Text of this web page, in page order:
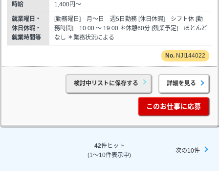
時給 1,400円～
就業曜日・
休日休暇・
就業時間等
[勤務曜日] 月～日 週5日勤務 [休日休暇] シフト休 [勤
務時間] 10:00 ～ 19:00 ＊休憩60分 [残業予定] ほとんど
なし ＊業務状況による
NJI144022
検討中リストに保存する 詳細を見る
このお仕事に応募
42件ヒット
(1～10件表示中)
次の10件